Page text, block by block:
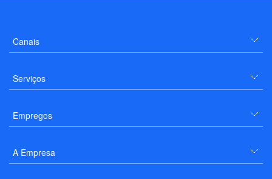
Canais
Serviços
Empregos
A Empresa